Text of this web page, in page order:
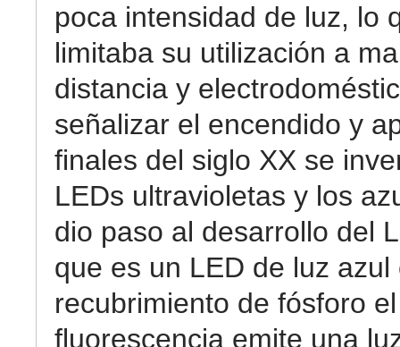
poca intensidad de luz, lo
limitaba su utilización a
distancia y
señalizar el encendido y
finales del siglo XX se
LEDs ultravioletas y los
dio paso al desarrollo del
que es un LED de luz azul
recubrimiento de fósforo
fluorescencia emite una